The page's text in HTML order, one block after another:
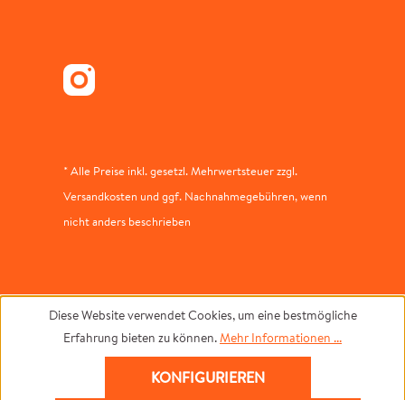
* Alle Preise inkl. gesetzl. Mehrwertsteuer zzgl.
Versandkosten und ggf. Nachnahmegebühren, wenn
nicht anders beschrieben
Diese Website verwendet Cookies, um eine bestmögliche
Erfahrung bieten zu können.Mehr Informationen ...
KONFIGURIEREN